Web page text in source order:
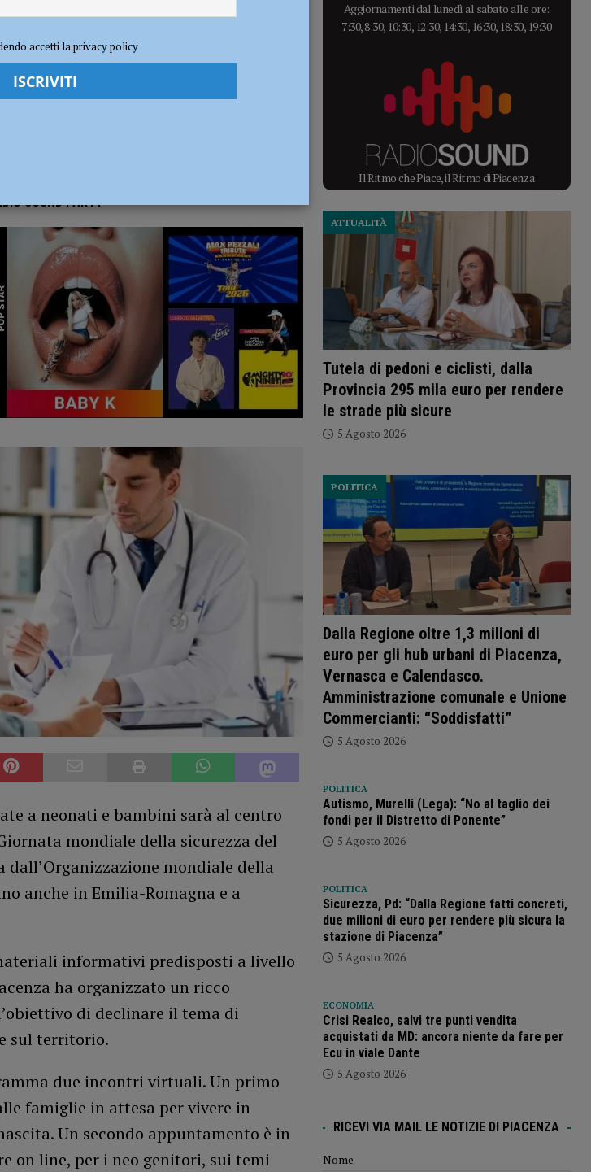
nella provincia di Piacenza”
SOUND PARTY
a neonati e bambini sarà al centro
mondiale della sicurezza del
mondiale della
anche in Emilia-Romagna e a
informativi predisposti a livello
ha organizzato un ricco
di declinare il tema di
sul territorio.
due incontri virtuali. Un primo
famiglie in attesa per vivere in
Un secondo appuntamento è in
on line, per i neo genitori, sui temi
Aggiornamenti dal lunedì al sabato alle ore:
7:30, 8:30, 10:30, 12:30, 14:30, 16:30, 18:30, 19:30
Il Ritmo che Piace, il Ritmo di Piacenza
Tutela di pedoni e ciclisti, dalla
Provincia 295 mila euro per rendere
le strade più sicure
ATTUALITÀ
5 Agosto 2026
Dalla Regione oltre 1,3 milioni di
euro per gli hub urbani di Piacenza,
Vernasca e Calendasco.
Amministrazione comunale e Unione
Commercianti: “Soddisfatti”
POLITICA
5 Agosto 2026
POLITICA
Autismo, Murelli (Lega): “No al taglio dei
fondi per il Distretto di Ponente”
5 Agosto 2026
POLITICA
Sicurezza, Pd: “Dalla Regione fatti concreti,
due milioni di euro per rendere più sicura la
stazione di Piacenza”
5 Agosto 2026
ECONOMIA
Crisi Realco, salvi tre punti vendita
acquistati da MD: ancora niente da fare per
Ecu in viale Dante
5 Agosto 2026
RICEVI VIA MAIL LE NOTIZIE DI PIACENZA
Nome
accetti la privacy policy